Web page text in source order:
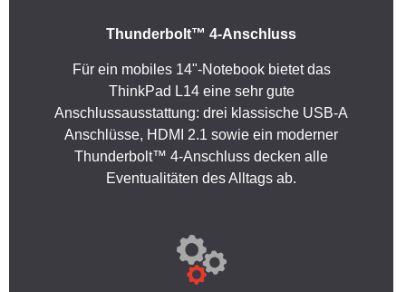
Thunderbolt™ 4-Anschluss
Für ein mobiles 14"-Notebook bietet das
ThinkPad L14 eine sehr gute
Anschlussausstattung: drei klassische USB-A
Anschlüsse, HDMI 2.1 sowie ein moderner
Thunderbolt™ 4-Anschluss decken alle
Eventualitäten des Alltags ab.